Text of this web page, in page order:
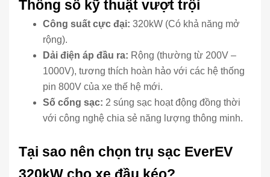
Thông số kỹ thuật vượt trội
Công suất cực đại: 320kW (Có khả năng mở
rộng).
Dải điện áp đầu ra: Rộng (thường từ 200V –
1000V), tương thích hoàn hảo với các hệ thống
pin 800V của xe thế hệ mới.
Số cổng sạc: 2 súng sạc hoạt động đồng thời
với công nghệ chia sẻ năng lượng thông minh.
Tại sao nên chọn trụ sạc EverEV
320kW cho xe đầu kéo?